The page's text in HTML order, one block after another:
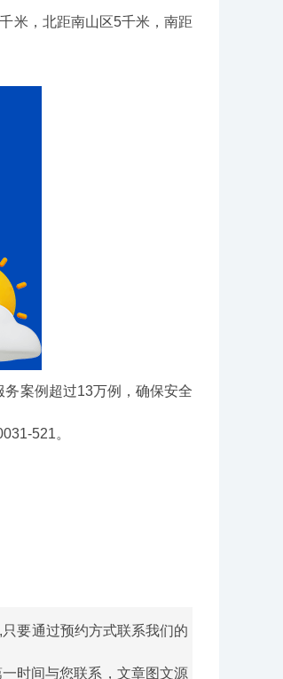
米，北距南山区5千米，南距
案例超过13万例，确保安全
521。
要通过预约方式联系我们的
时间与您联系，文章图文源